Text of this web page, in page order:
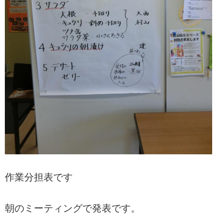
作業分担表です
朝のミーティングで発表です。